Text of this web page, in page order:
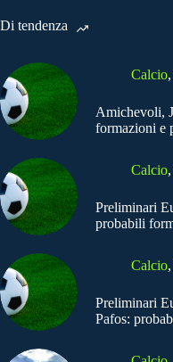
Di tendenza
Calcio,
Amichevoli,
formazioni e
Calcio,
Preliminari
probabili
Calcio,
Preliminari
Pafos: